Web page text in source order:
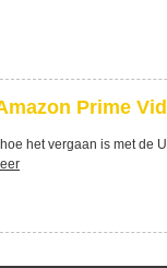
Prime
het vergaan is met de